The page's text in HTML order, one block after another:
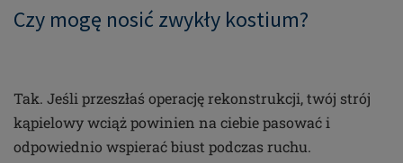
Czy mogę nosić zwykły kostium?
Tak. Jeśli przeszłaś operację rekonstrukcji, twój strój
kąpielowy wciąż powinien na ciebie pasować i
odpowiednio wspierać biust podczas ruchu.